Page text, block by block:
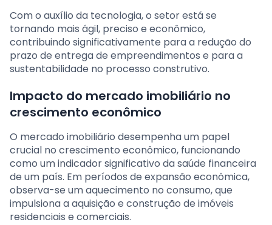
Com o auxílio da tecnologia, o setor está se
tornando mais ágil, preciso e econômico,
contribuindo significativamente para a redução do
prazo de entrega de empreendimentos e para a
sustentabilidade no processo construtivo.
Impacto do mercado imobiliário no
crescimento econômico
O mercado imobiliário desempenha um papel
crucial no crescimento econômico, funcionando
como um indicador significativo da saúde financeira
de um país. Em períodos de expansão econômica,
observa-se um aquecimento no consumo, que
impulsiona a aquisição e construção de imóveis
residenciais e comerciais.